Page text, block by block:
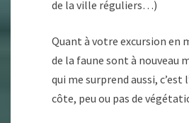
de la ville réguliers…)
Quant à votre excursion en
de la faune sont à nouveau
qui me surprend aussi, c’est
côte, peu ou pas de